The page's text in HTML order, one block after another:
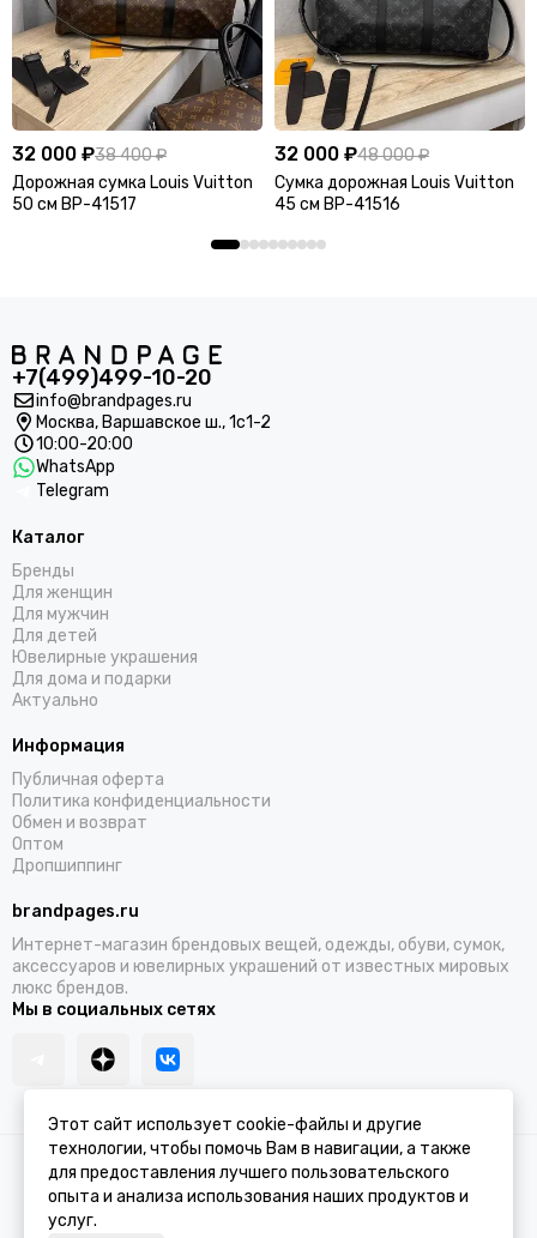
32 000 ₽38 400 ₽
Дорожная сумка Louis Vuitton
50 см BP-41517
32 000 ₽48 000 ₽
Сумка дорожная Louis Vuitton
45 см BP-41516
+7(499)499-10-20
info@brandpages.ru
Москва, Варшавское ш., 1с1-2
10:00-20:00
WhatsApp
Telegram
Каталог
Бренды
Для женщин
Для мужчин
Для детей
Ювелирные украшения
Для дома и подарки
Актуально
Информация
Публичная оферта
Политика конфиденциальности
Обмен и возврат
Оптом
Дропшиппинг
brandpages.ru
Интернет-магазин брендовых вещей, одежды, обуви, сумок,
аксессуаров и ювелирных украшений от известных мировых
люкс брендов.
Мы в социальных сетях
2026 © BRANDPAGES.Карта сайта
Этот сайт использует cookie-файлы и другие
технологии, чтобы помочь Вам в навигации, а также
для предоставления лучшего пользовательского
опыта и анализа использования наших продуктов и
услуг.